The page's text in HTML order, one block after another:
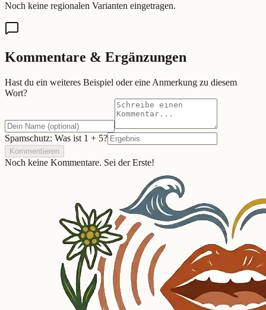
Noch keine regionalen Varianten eingetragen.
Kommentare & Ergänzungen
Hast du ein weiteres Beispiel oder eine Anmerkung zu diesem
Wort?
Spamschutz: Was ist 1 + 5?
Kommentieren
Noch keine Kommentare. Sei der Erste!